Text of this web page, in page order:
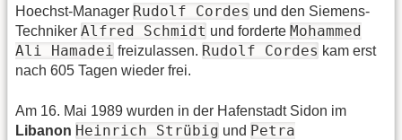
Hoechst-Manager Rudolf Cordes und den Siemens-
Techniker Alfred Schmidt und forderte Mohammed
Ali Hamadei freizulassen. Rudolf Cordes kam erst
nach 605 Tagen wieder frei.
Am 16. Mai 1989 wurden in der Hafenstadt Sidon im
Libanon Heinrich Strübig und Petra